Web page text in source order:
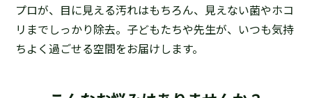
プロが、目に見える汚れはもちろん、見えない菌やホコ
リまでしっかり除去。子どもたちや先生が、いつも気持
ちよく過ごせる空間をお届けします。